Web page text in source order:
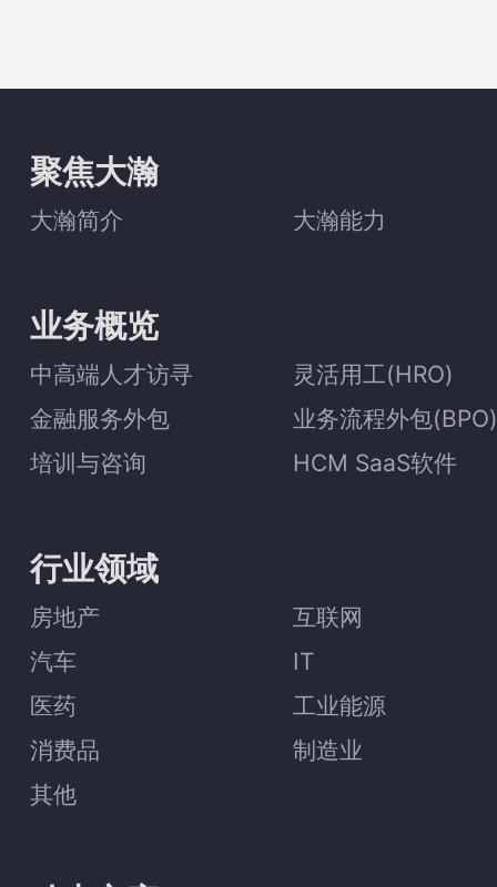
聚焦大瀚
大瀚简介 大瀚能力
业务概览
中高端人才访寻
灵活用工(HRO)
金融服务外包
业务流程外包(BPO)
培训与咨询
HCM SaaS软件
行业领域
房地产
互联网
汽车
IT
医药
工业能源
消费品
制造业
其他